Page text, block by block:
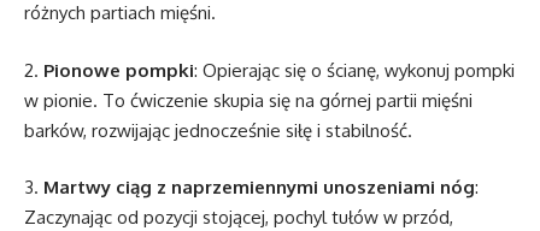
różnych partiach mięśni.
2. Pionowe pompki: Opierając się o ścianę, wykonuj pompki
w pionie. To ćwiczenie skupia się na górnej partii mięśni
barków, rozwijając jednocześnie siłę i stabilność.
3. Martwy ciąg z naprzemiennymi unoszeniami nóg:
Zaczynając od pozycji stojącej, pochyl tułów w przód,